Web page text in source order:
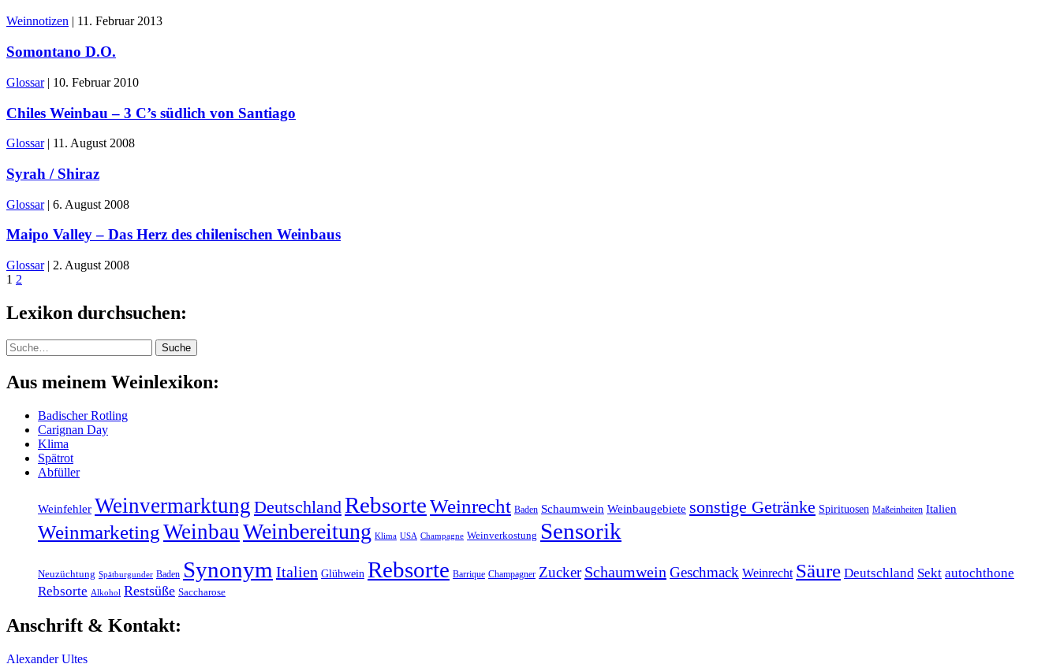
Weinnotizen | 11. Februar 2013
Somontano D.O.
Glossar | 10. Februar 2010
Chiles Weinbau – 3 C’s südlich von Santiago
Glossar | 11. August 2008
Syrah / Shiraz
Glossar | 6. August 2008
Maipo Valley – Das Herz des chilenischen Weinbaus
Glossar | 2. August 2008
1 2
Lexikon durchsuchen:
Suche Suche
Aus meinem Weinlexikon:
Badischer Rotling
Carignan Day
Klima
Spätrot
Abfüller
Weinfehler Weinvermarktung DeutschlandRebsorteWeinrecht Baden Schaumwein Weinbaugebiete sonstige Getränke Spirituosen Maßeinheiten Italien
WeinmarketingWeinbau Weinbereitung Klima USA Champagne Weinverkostung Sensorik
Neuzüchtung Spätburgunder Baden Synonym Italien Glühwein Rebsorte Barrique Champagner Zucker Schaumwein Geschmack Weinrecht Säure Deutschland Sekt autochthone
Rebsorte Alkohol Restsüße Saccharose
Anschrift & Kontakt:
Alexander Ultes